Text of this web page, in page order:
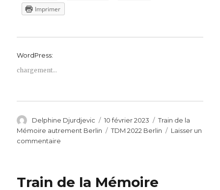
Imprimer
WordPress:
chargement…
Auteur
Delphine Djurdjevic
Publié
le
10 février 2023 Catégories
Train de la
Mémoire autrement Berlin
Étiquettes
TDM 2022 Berlin
Laisser un
commentaire
Mémoire
Train de la Mémoire